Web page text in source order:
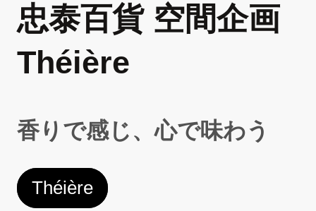
忠泰百貨 空間企画
Théière
香りで感じ、心で味わう
Théière